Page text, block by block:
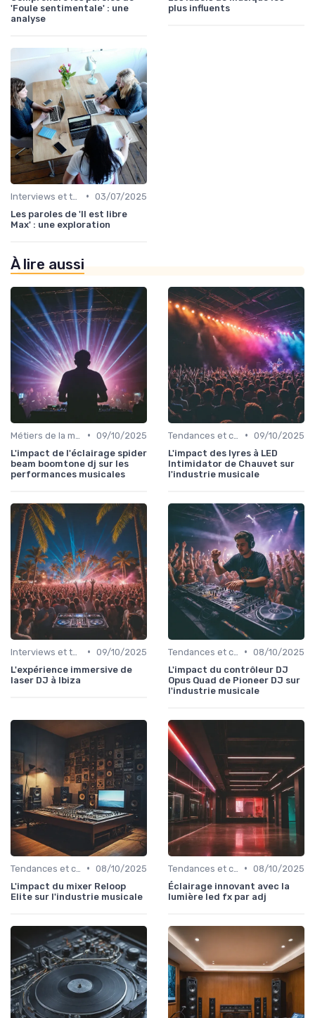
'Foule sentimentale' : une
analyse
plus influents
• 03/07/2025
Les paroles de 'Il est libre
Max' : une exploration
À lire aussi
• 09/10/2025
L'impact de l'éclairage spider
beam boomtone dj sur les
performances musicales
• 09/10/2025
L'impact des lyres à LED
Intimidator de Chauvet sur
l'industrie musicale
• 09/10/2025
L'expérience immersive de
laser DJ à Ibiza
• 08/10/2025
L'impact du contrôleur DJ
Opus Quad de Pioneer DJ sur
l'industrie musicale
• 08/10/2025
L'impact du mixer Reloop
Elite sur l'industrie musicale
• 08/10/2025
Éclairage innovant avec la
lumière led fx par adj